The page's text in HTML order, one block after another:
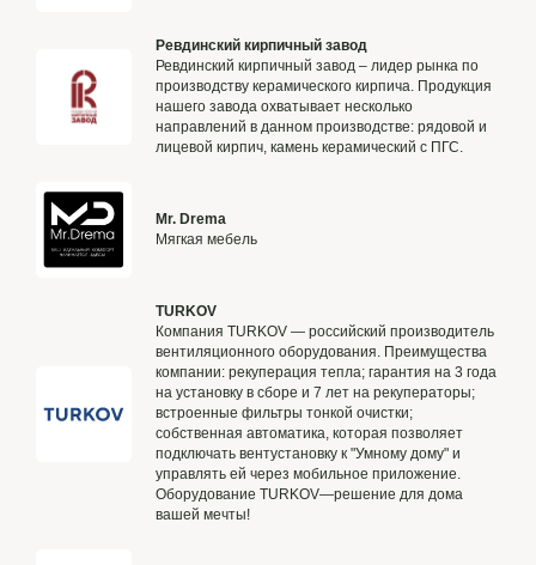
Ревдинский кирпичный завод
Ревдинский кирпичный завод – лидер рынка по
производству керамического кирпича. Продукция
нашего завода охватывает несколько
направлений в данном производстве: рядовой и
лицевой кирпич, камень керамический с ПГС.
Mr. Drema
Мягкая мебель
TURKOV
Компания TURKOV — российский производитель
вентиляционного оборудования. Преимущества
компании: рекуперация тепла; гарантия на 3 года
на установку в сборе и 7 лет на рекуператоры;
встроенные фильтры тонкой очистки;
собственная автоматика, которая позволяет
подключать вентустановку к "Умному дому" и
управлять ей через мобильное приложение.
Оборудование TURKOV—решение для дома
вашей мечты!